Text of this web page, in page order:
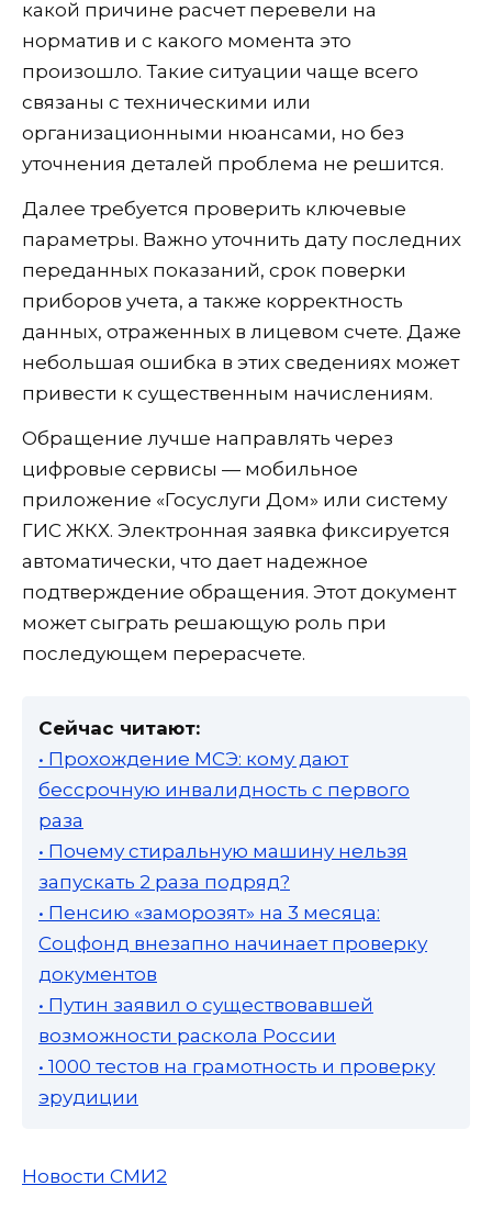
какой причине расчет перевели на
норматив и с какого момента это
произошло. Такие ситуации чаще всего
связаны с техническими или
организационными нюансами, но без
уточнения деталей проблема не решится.
Далее требуется проверить ключевые
параметры. Важно уточнить дату последних
переданных показаний, срок поверки
приборов учета, а также корректность
данных, отраженных в лицевом счете. Даже
небольшая ошибка в этих сведениях может
привести к существенным начислениям.
Обращение лучше направлять через
цифровые сервисы — мобильное
приложение «Госуслуги Дом» или систему
ГИС ЖКХ. Электронная заявка фиксируется
автоматически, что дает надежное
подтверждение обращения. Этот документ
может сыграть решающую роль при
последующем перерасчете.
Сейчас читают:
• Прохождение МСЭ: кому дают
бессрочную инвалидность с первого
раза
• Почему стиральную машину нельзя
запускать 2 раза подряд?
• Пенсию «заморозят» на 3 месяца:
Соцфонд внезапно начинает проверку
документов
• Путин заявил о существовавшей
возможности раскола России
• 1000 тестов на грамотность и проверку
эрудиции
Новости СМИ2